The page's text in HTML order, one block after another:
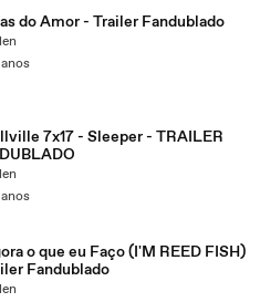
do Amor - Trailer Fandublado
anos
7x17 - Sleeper - TRAILER
anos
o que eu Faço (I'M REED FISH)
Fandublado